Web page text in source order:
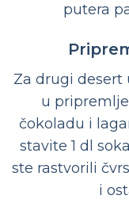
putera
Za drugi desert
u
čokoladu i
stavite 1 dl
ste rastvorili
i